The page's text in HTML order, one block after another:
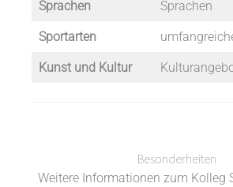
Sprachen Sprachen
Sportarten
Kunst und Kultur
Besonderheiten
Weitere Informationen zum Kolleg